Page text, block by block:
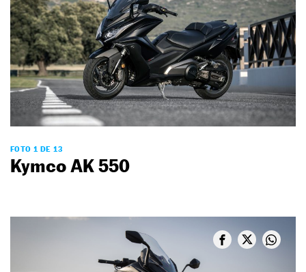
FOTO 1 DE 13
Kymco AK 550